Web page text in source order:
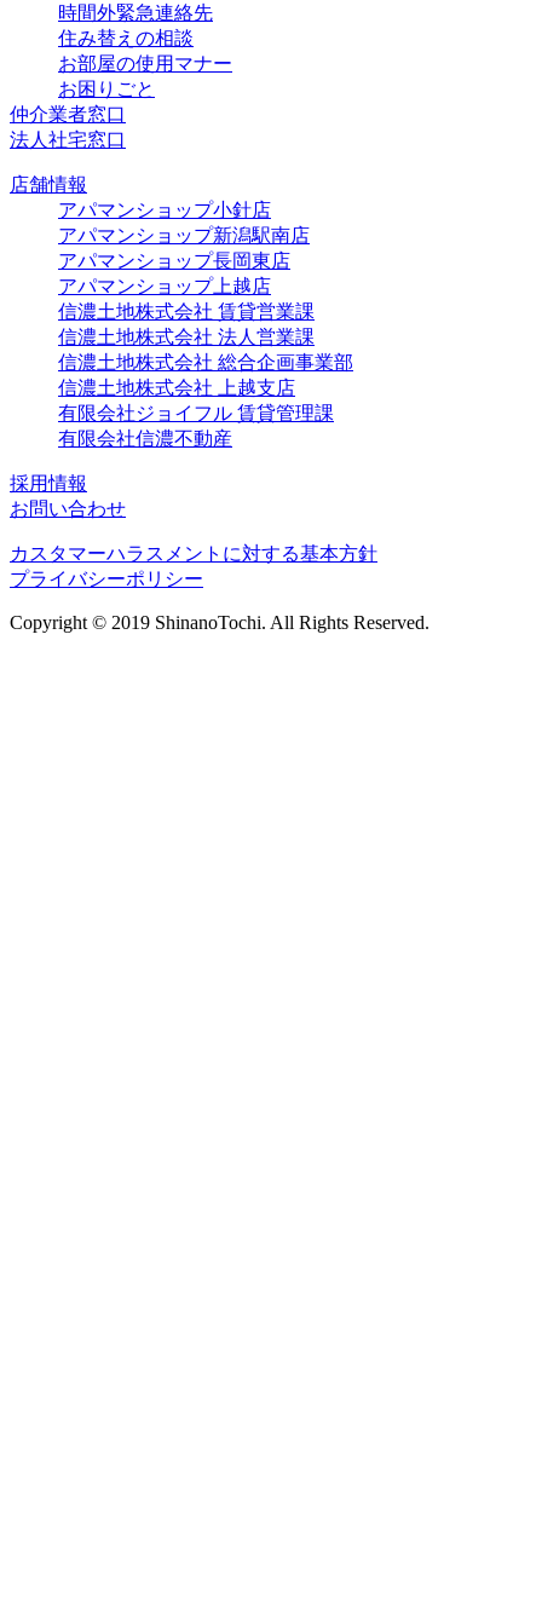
時間外緊急連絡先
住み替えの相談
お部屋の使用マナー
お困りごと
仲介業者窓口
法人社宅窓口
店舗情報
アパマンショップ小針店
アパマンショップ新潟駅南店
アパマンショップ長岡東店
アパマンショップ上越店
信濃土地株式会社 賃貸営業課
信濃土地株式会社 法人営業課
信濃土地株式会社 総合企画事業部
信濃土地株式会社 上越支店
有限会社ジョイフル 賃貸管理課
有限会社信濃不動産
採用情報
お問い合わせ
カスタマーハラスメントに対する基本方針
プライバシーポリシー
Copyright © 2019 ShinanoTochi. All Rights Reserved.